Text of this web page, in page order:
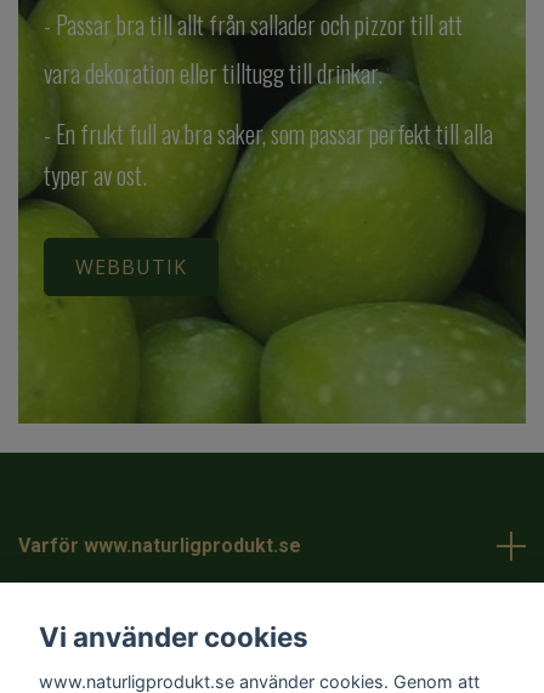
- Passar bra till allt från sallader och pizzor till att
vara dekoration eller tilltugg till drinkar.
- En frukt full av bra saker, som passar perfekt till alla
typer av ost.
WEBBUTIK
Varför www.naturligprodukt.se
Läs mer
Vi använder cookies
www.naturligprodukt.se använder cookies. Genom att